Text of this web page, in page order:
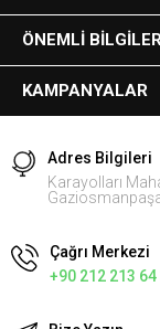
ÖNEMLI BILGILER
KAMPANYALAR
Adres Bilgileri
Karayolları
Çağrı Merkezi
+90 212 213 64